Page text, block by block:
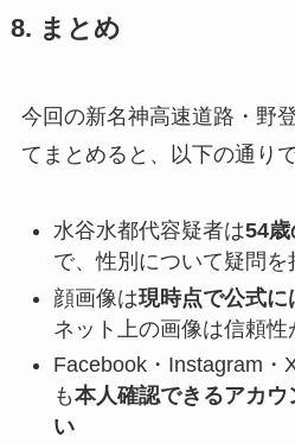
8. まとめ
今回の新名神高速道路・野
てまとめると、以下の通りで
水谷水都代容疑者は54歳
で、性別について疑問を
顔画像は現時点で公式
ネット上の画像は信頼性
Facebook・Instagram・
も本人確認できるアカ
い